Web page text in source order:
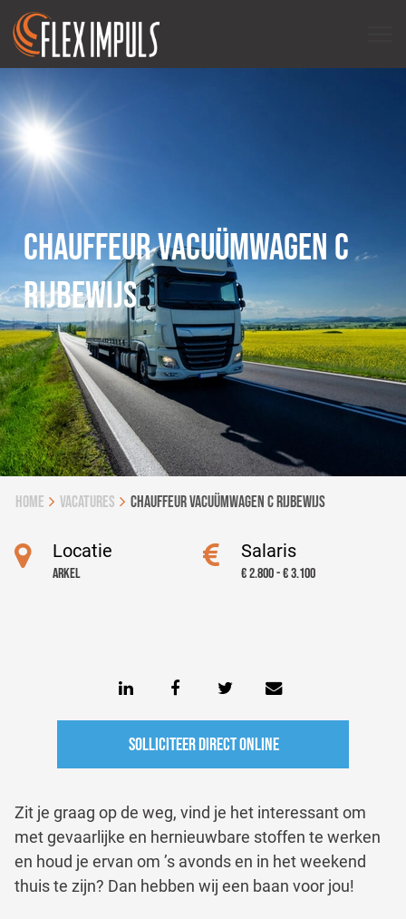
CHAUFFEUR VACUÜMWAGEN C
RIJBEWIJS
Home vacatures Chauffeur Vacuümwagen C rijbewijs
Locatie
Arkel
Salaris
€ 2.800 - € 3.100
Solliciteer direct online
Zit je graag op de weg, vind je het interessant om
met gevaarlijke en hernieuwbare stoffen te werken
en houd je ervan om ’s avonds en in het weekend
thuis te zijn? Dan hebben wij een baan voor jou!